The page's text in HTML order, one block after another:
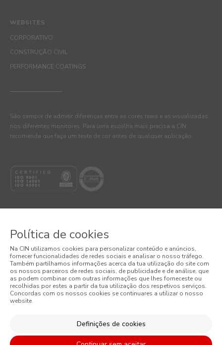
WEBSITES
CORPORATIVO
CONSTRUÇÃO CIVIL
PERFORMANCE COATINGS
São sempre de admitir diferenças entre as cores reais e as visualizadas
nos diferentes monitores. Para uma escolha mais precisa a CIN
recomenda que faça um teste de cor antes de qualquer aplicação.
Termos e Condições
Política de Privacidade
Política de Cookies
Condições Gerais de Venda
Política de cookies
Na CIN utilizamos cookies para personalizar conteúdo e anúncios,
fornecer funcionalidades de redes sociais e analisar o nosso tráfego.
Também partilhamos informações acerca da tua utilização do site com
os nossos parceiros de redes sociais, de publicidade e de análise, que
as podem combinar com outras informações que lhes forneceste ou
recolhidas por estes a partir da tua utilização dos respetivos serviços.
Concordas com os nossos cookies se continuares a utilizar o nosso
website.
Definições de cookies